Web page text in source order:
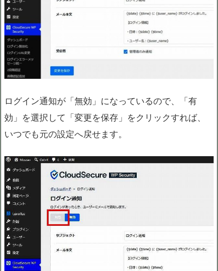
ログイン通知が「無効」になっているので、「有
効」を選択して「変更を保存」をクリックすれば、
いつでも元の設定へ戻せます。